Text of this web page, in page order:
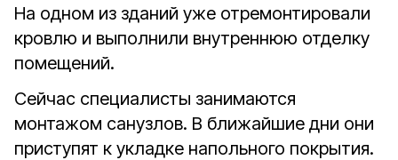
На одном из зданий уже отремонтировали
кровлю и выполнили внутреннюю отделку
помещений.
Сейчас специалисты занимаются
монтажом санузлов. В ближайшие дни они
приступят к укладке напольного покрытия.